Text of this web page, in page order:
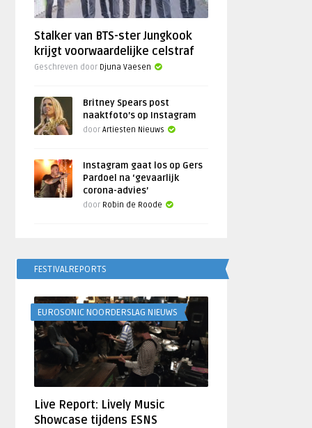
Stalker van BTS-ster Jungkook
krijgt voorwaardelijke celstraf
Geschreven door Djuna Vaesen
Britney Spears post
naaktfoto’s op Instagram
doorArtiesten Nieuws
Instagram gaat los op Gers
Pardoel na ‘gevaarlijk
corona-advies’
door Robin de Roode
FESTIVALREPORTS
EUROSONIC NOORDERSLAG NIEUWS
Live Report: Lively Music
Showcase tijdens ESNS